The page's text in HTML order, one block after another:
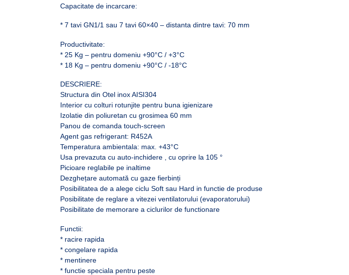
Capacitate de incarcare:
* 7 tavi GN1/1 sau 7 tavi 60×40 – distanta dintre tavi: 70 mm
Productivitate:
* 25 Kg – pentru domeniu +90°C / +3°C
* 18 Kg – pentru domeniu +90°C / -18°C
DESCRIERE:
Structura din Otel inox AISI304
Interior cu colturi rotunjite pentru buna igienizare
Izolatie din poliuretan cu grosimea 60 mm
Panou de comanda touch-screen
Agent gas refrigerant: R452A
Temperatura ambientala: max. +43°C
Usa prevazuta cu auto-inchidere , cu oprire la 105 °
Picioare reglabile pe inaltime
Dezghețare automată cu gaze fierbinți
Posibilitatea de a alege ciclu Soft sau Hard in functie de produse
Posibilitate de reglare a vitezei ventilatorului (evaporatorului)
Posibilitate de memorare a ciclurilor de functionare
Functii:
* racire rapida
* congelare rapida
* mentinere
* functie speciala pentru peste